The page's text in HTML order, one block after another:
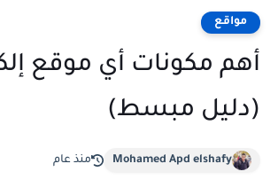
مواقع
أهم مكونات أي موقع
(دليل مبسط)
Mohamed Apd elshafy منذ عام